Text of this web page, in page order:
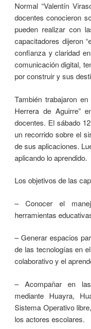
Normal “Valentín
docentes conocieron
pueden realizar con
capacitadores dijeron
confianza y claridad
comunicación digital,
por construir y sus
También trabajaron
Herrera de Aguirre”
docentes. El sábado
un recorrido sobre el
de sus aplicaciones.
aplicando lo aprendido.
Los objetivos de las
– Conocer el
herramientas
– Generar espacios
de las tecnologías en
colaborativo y el
– Acompañar en
mediante Huayra,
Sistema Operativo
los actores escolares.